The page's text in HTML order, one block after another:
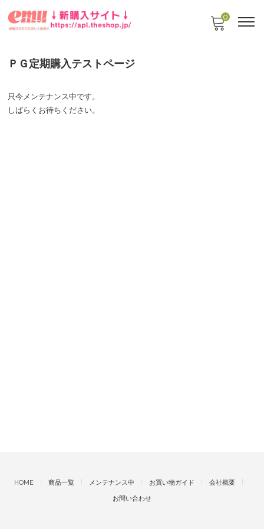
0
ＰＧ定期購入テストページ
只今メンテナンス中です。
しばらくお待ちください。
HOME 商品一覧 メンテナンス中 お買い物ガイド 会社概要
お問い合わせ